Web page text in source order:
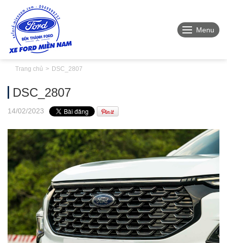
Menu
Trang chủ DSC_2807
DSC_2807
14/02/2023